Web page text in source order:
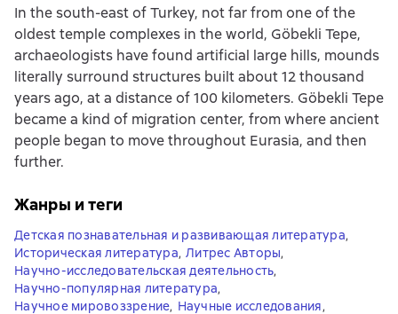
In the south-east of Turkey, not far from one of the
oldest temple complexes in the world, Göbekli Tepe,
archaeologists have found artificial large hills, mounds
literally surround structures built about 12 thousand
years ago, at a distance of 100 kilometers. Göbekli Tepe
became a kind of migration center, from where ancient
people began to move throughout Eurasia, and then
further.
Жанры и теги
Детская познавательная и развивающая литература,
Историческая литература, Литрес Авторы,
Научно-исследовательская деятельность,
Научно-популярная литература,
Научное мировоззрение, Научные исследования,